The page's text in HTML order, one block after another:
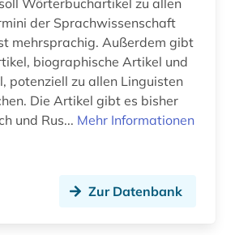
Wörterbuchartikel zu allen
der Sprachwissenschaft
mehrsprachig. Außerdem gibt
biographische Artikel und
potenziell zu allen Linguisten
Die Artikel gibt es bisher
und Rus... Mehr Informationen
Zur Datenbank